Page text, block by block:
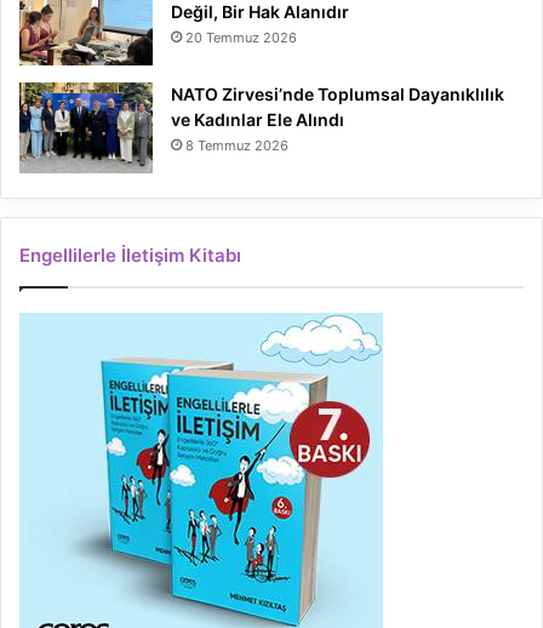
Değil, Bir Hak Alanıdır
20 Temmuz 2026
NATO Zirvesi’nde Toplumsal Dayanıklılık
ve Kadınlar Ele Alındı
8 Temmuz 2026
Engellilerle İletişim Kitabı